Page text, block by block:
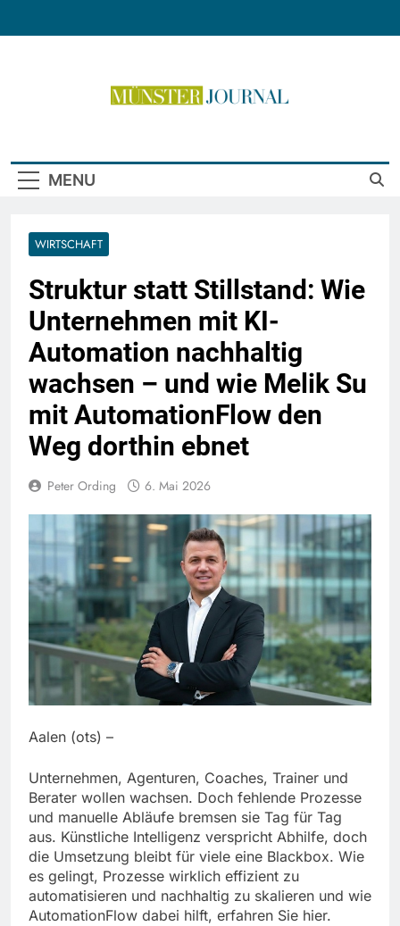
MENU
WIRTSCHAFT
Struktur statt Stillstand: Wie
Unternehmen mit KI-
Automation nachhaltig
wachsen – und wie Melik Su
mit AutomationFlow den
Weg dorthin ebnet
Peter Ording 6. Mai 2026
Aalen (ots) –
Unternehmen, Agenturen, Coaches, Trainer und
Berater wollen wachsen. Doch fehlende Prozesse
und manuelle Abläufe bremsen sie Tag für Tag
aus. Künstliche Intelligenz verspricht Abhilfe, doch
die Umsetzung bleibt für viele eine Blackbox. Wie
es gelingt, Prozesse wirklich effizient zu
automatisieren und nachhaltig zu skalieren und wie
AutomationFlow dabei hilft, erfahren Sie hier.